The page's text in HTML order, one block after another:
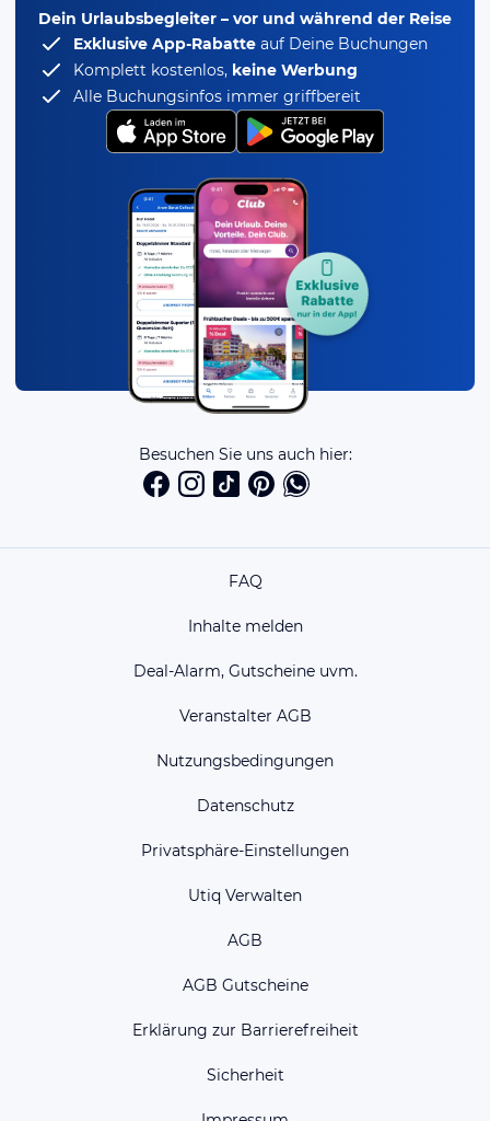
Dein Urlaubsbegleiter – vor und während der Reise
Exklusive App-Rabatte auf Deine Buchungen
Komplett kostenlos, keine Werbung
Alle Buchungsinfos immer griffbereit
Besuchen Sie uns auch hier:
FAQ
Inhalte melden
Deal-Alarm, Gutscheine uvm.
Veranstalter AGB
Nutzungsbedingungen
Datenschutz
Privatsphäre-Einstellungen
Utiq Verwalten
AGB
AGB Gutscheine
Erklärung zur Barrierefreiheit
Sicherheit